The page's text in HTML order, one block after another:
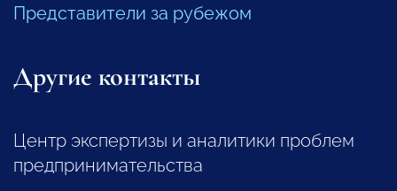
Представители за рубежом
Другие контакты
Центр экспертизы и аналитики проблем
предпринимательства